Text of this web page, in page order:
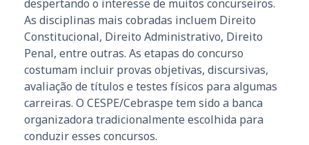
despertando o interesse de muitos concurseiros.
As disciplinas mais cobradas incluem Direito
Constitucional, Direito Administrativo, Direito
Penal, entre outras. As etapas do concurso
costumam incluir provas objetivas, discursivas,
avaliação de títulos e testes físicos para algumas
carreiras. O CESPE/Cebraspe tem sido a banca
organizadora tradicionalmente escolhida para
conduzir esses concursos.